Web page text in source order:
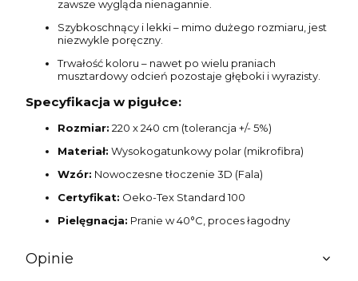
zawsze wygląda nienagannie.
Szybkoschnący i lekki – mimo dużego rozmiaru, jest
niezwykle poręczny.
Trwałość koloru – nawet po wielu praniach
musztardowy odcień pozostaje głęboki i wyrazisty.
Specyfikacja w pigułce:
Rozmiar: 220 x 240 cm (tolerancja +/- 5%)
Materiał: Wysokogatunkowy polar (mikrofibra)
Wzór: Nowoczesne tłoczenie 3D (Fala)
Certyfikat: Oeko-Tex Standard 100
Pielęgnacja: Pranie w 40°C, proces łagodny
Opinie